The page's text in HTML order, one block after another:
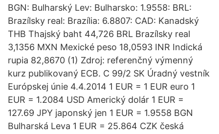
BGN: Bulharský Lev: Bulharsko: 1.9558: BRL:
Brazílsky real: Brazília: 6.8807: CAD: Kanadský
THB Thajský baht 44,726 BRL Brazílsky real
3,1356 MXN Mexické peso 18,0593 INR Indická
rupia 82,8670 (1) Zdroj: referenčný výmenný
kurz publikovaný ECB. C 99/2 SK Úradný vestník
Európskej únie 4.4.2014 1 EUR = 1 EUR euro 1
EUR = 1.2084 USD Americký dolár 1 EUR =
127.69 JPY japonský jen 1 EUR = 1.9558 BGN
Bulharská Leva 1 EUR = 25.864 CZK česká